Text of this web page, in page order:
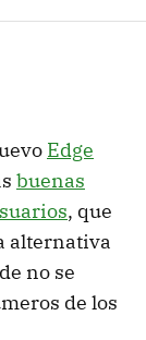
Edge
buenas
, que
alternativa
no se
de los